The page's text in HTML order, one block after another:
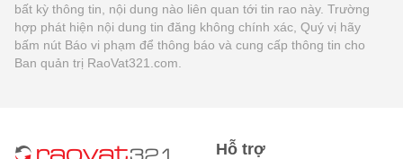
bất kỳ thông tin, nội dung nào liên quan tới tin rao này. Trường
hợp phát hiện nội dung tin đăng không chính xác, Quý vị hãy
bấm nút Báo vi phạm để thông báo và cung cấp thông tin cho
Ban quản trị RaoVat321.com.
Hỗ trợ